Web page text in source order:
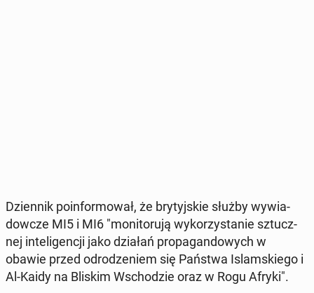
Dzien­nik po­in­for­mo­wał, że bry­tyj­skie służby wy­wia­
dow­cze MI5 i MI6 "mo­ni­to­ru­ją wy­ko­rzy­sta­nie sztucz­
nej in­te­li­gen­cji jako działań pro­pa­gan­do­wych w
obawie przed od­ro­dze­niem się Państwa Is­lam­skie­go i
Al-Kaidy na Bliskim Wscho­dzie oraz w Rogu Afryki".